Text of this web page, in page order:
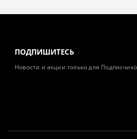
ПОДПИШИТЕСЬ
Новости и акции только для